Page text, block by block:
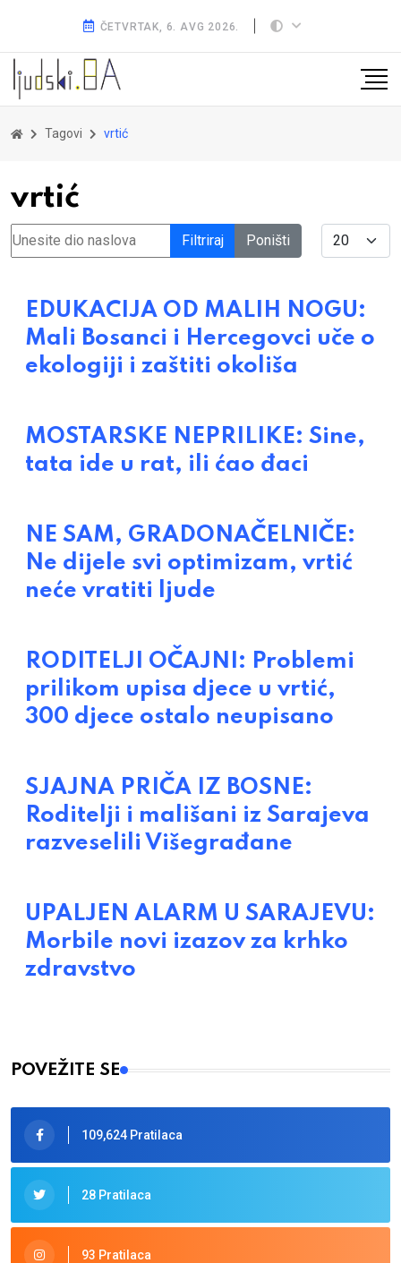
ČETVRTAK, 6. AVG 2026.
Tagovi vrtić
vrtić
Unesite dio naslova Filtriraj Poništi Display #
EDUKACIJA OD MALIH NOGU:
Mali Bosanci i Hercegovci uče o
ekologiji i zaštiti okoliša
MOSTARSKE NEPRILIKE: Sine,
tata ide u rat, ili ćao đaci
NE SAM, GRADONAČELNIČE:
Ne dijele svi optimizam, vrtić
neće vratiti ljude
RODITELJI OČAJNI: Problemi
prilikom upisa djece u vrtić,
300 djece ostalo neupisano
SJAJNA PRIČA IZ BOSNE:
Roditelji i mališani iz Sarajeva
razveselili Višegrađane
UPALJEN ALARM U SARAJEVU:
Morbile novi izazov za krhko
zdravstvo
POVEŽITE SE
109,624 Pratilaca
28 Pratilaca
93 Pratilaca